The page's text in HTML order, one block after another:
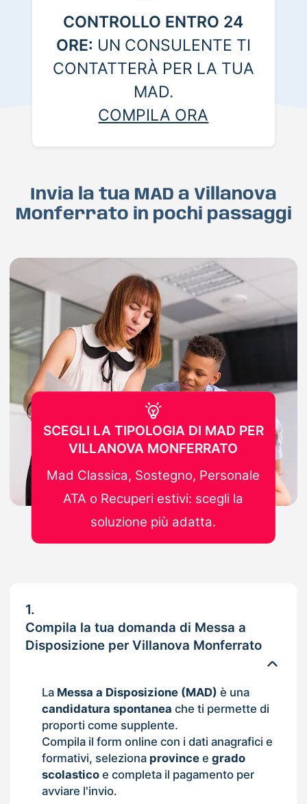
CONTROLLO ENTRO 24
ORE: UN CONSULENTE TI
CONTATTERÀ PER LA TUA
MAD.
COMPILA ORA
Invia la tua MAD a Villanova
Monferrato in pochi passaggi
1.
Compila la tua domanda di Messa a
Disposizione per Villanova Monferrato
La Messa a Disposizione (MAD) è una
candidatura spontanea che ti permette di
proporti come supplente.
Compila il form online con i dati anagrafici e
formativi, seleziona provincee grado
scolasticoe completa il pagamento per
avviare l'invio.
SCEGLI LA TIPOLOGIA DI MAD PER
VILLANOVA MONFERRATO
Mad Classica, Sostegno, Personale
ATA o Recuperi estivi: scegli la
soluzione più adatta.